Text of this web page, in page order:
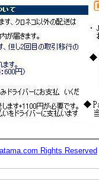
Rights Reserved